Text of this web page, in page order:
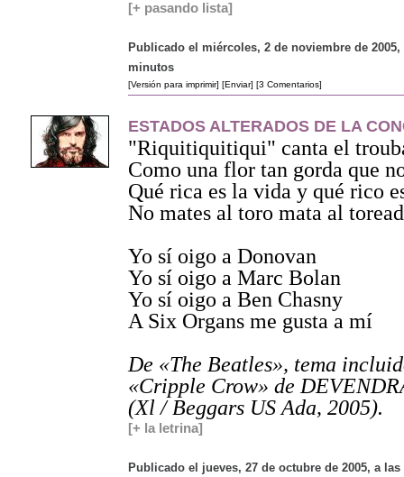
[+ pasando lista]
Publicado el miércoles, 2 de noviembre de 2005,
minutos
[Versión para imprimir] [Enviar] [3 Comentarios]
ESTADOS ALTERADOS DE LA
"Riquitiquitiqui" canta el
Como una flor tan gorda que
Qué rica es la vida y qué rico
No mates al toro mata al
Yo sí oigo a Donovan
Yo sí oigo a Marc Bolan
Yo sí oigo a Ben Chasny
A Six Organs me gusta a mí
De «The Beatles», tema
«Cripple Crow» de
(Xl / Beggars US Ada, 2005).
[+ la letrina]
Publicado el jueves, 27 de octubre de 2005, a las